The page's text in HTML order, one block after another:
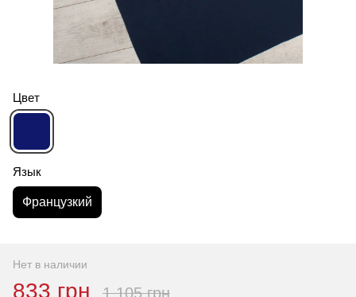
Цвет
Язык
Французкий
Нет в наличии
833 грн 1 105 грн